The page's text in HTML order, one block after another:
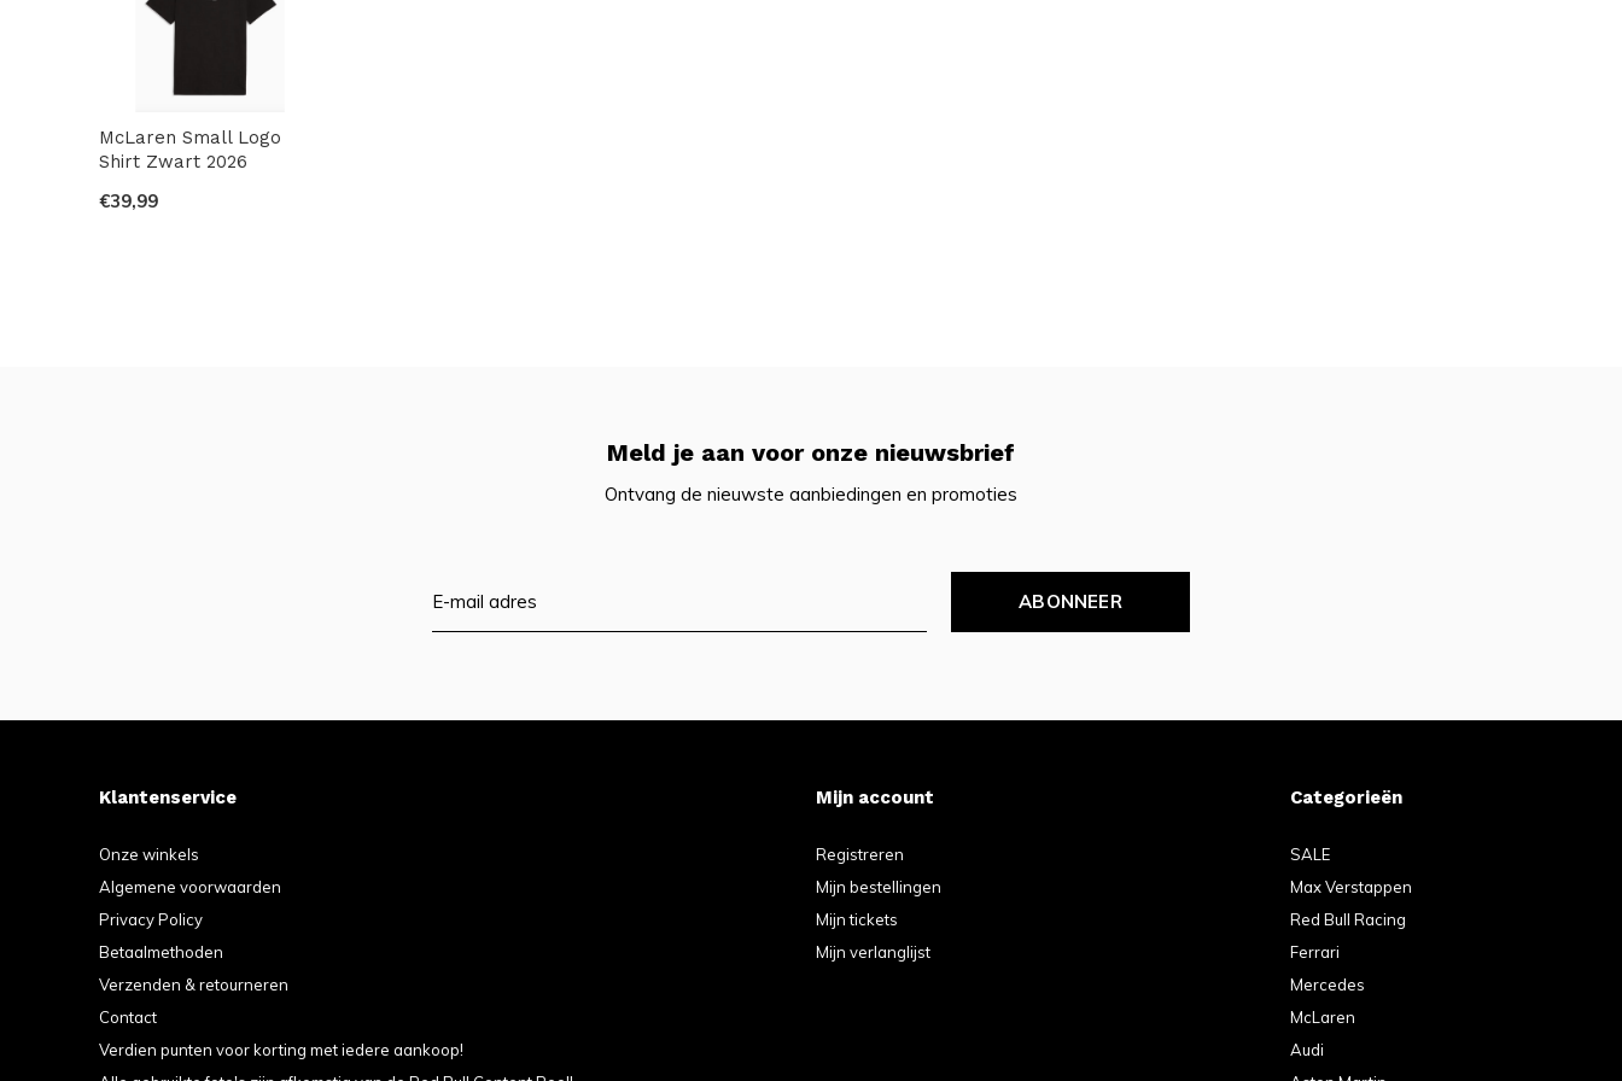
McLaren Small Logo
Shirt Zwart 2026
€39,99
Meld je aan voor onze nieuwsbrief
Ontvang de nieuwste aanbiedingen en promoties
ABONNEER
Klantenservice
Onze winkels
Algemene voorwaarden
Privacy Policy
Betaalmethoden
Verzenden & retourneren
Contact
Verdien punten voor korting met iedere aankoop!
Mijn account
Registreren
Mijn bestellingen
Mijn tickets
Mijn verlanglijst
Categorieën
SALE
Max Verstappen
Red Bull Racing
Ferrari
Mercedes
McLaren
Audi